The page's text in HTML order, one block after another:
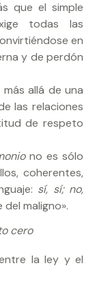
que el simple
todas las
en
y de perdón
allá de una
las relaciones
de respeto
no es sólo
coherentes,
sí, sí; no,
maligno».
cero
la ley y el